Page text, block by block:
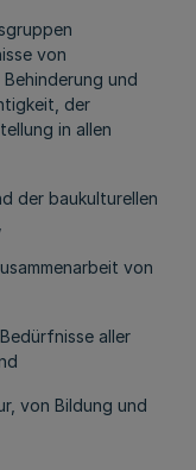
von
und
der
in allen
der baukulturellen
von
aller
von Bildung und